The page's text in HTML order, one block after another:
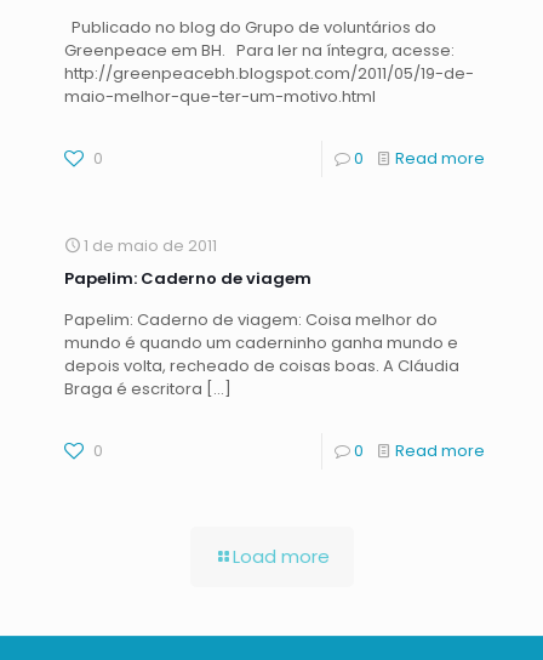
Publicado no blog do Grupo de voluntários do
Greenpeace em BH. Para ler na íntegra, acesse:
http://greenpeacebh.blogspot.com/2011/05/19-de-
maio-melhor-que-ter-um-motivo.html
0 0 Read more
1 de maio de 2011
Papelim: Caderno de viagem
Papelim: Caderno de viagem: Coisa melhor do
mundo é quando um caderninho ganha mundo e
depois volta, recheado de coisas boas. A Cláudia
Braga é escritora […]
0 0 Read more
Load more